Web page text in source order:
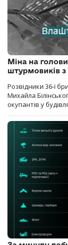
Міна на
штурмовиків з
Розвідники 36-ї
Михайла
окупантів у